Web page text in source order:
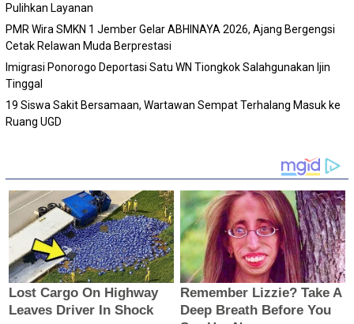
Pulihkan Layanan
PMR Wira SMKN 1 Jember Gelar ABHINAYA 2026, Ajang Bergengsi
Cetak Relawan Muda Berprestasi
Imigrasi Ponorogo Deportasi Satu WN Tiongkok Salahgunakan Ijin
Tinggal
19 Siswa Sakit Bersamaan, Wartawan Sempat Terhalang Masuk ke
Ruang UGD